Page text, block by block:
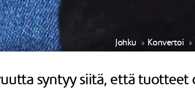
Johku Konvertoi
syntyy siitä, että